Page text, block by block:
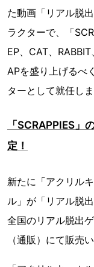
た動画「リアル脱
ラクターで、「
EP、CAT、
APを盛り上げるべ
ターとして就任しま
「SCRAPPIES」
定！
新たに「アクリル
ル」が「リアル脱
全国のリアル脱出
（通販）にて販売